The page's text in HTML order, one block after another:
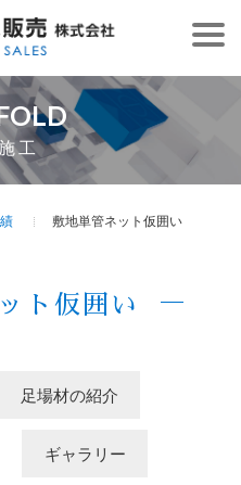
工
敷地単管ネット仮囲い
ト仮囲い
足場材の紹介
ギャラリー